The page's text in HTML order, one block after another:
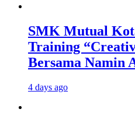
SMK Mutual
Training
Bersama Namin
4 days ago